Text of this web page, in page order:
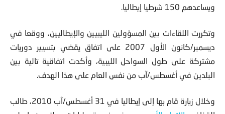
ويساعدهم 150 شرطيا إيطاليا.
وتكررت اللقاءات بين المسؤولين الليبيين والإيطاليين، ووقعا في
ديسمبر/كانون الأول 2007 على اتفاق يقضي بتسيير دوريات
مشتركة على طول السواحل الليبية، وأكدت اتفاقية تالية بين
البلدين في أغسطس/آب من نفس العام على هذا الهدف.
وخلال زيارة قام بها إلى إيطاليا في
31 أغسطس/آب 2010، طالب